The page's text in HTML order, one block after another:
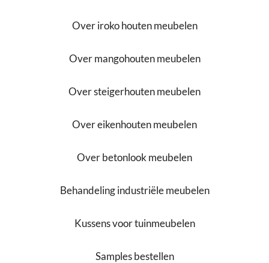
Over iroko houten meubelen
Over mangohouten meubelen
Over steigerhouten meubelen
Over eikenhouten meubelen
Over betonlook meubelen
Behandeling industriële meubelen
Kussens voor tuinmeubelen
Samples bestellen